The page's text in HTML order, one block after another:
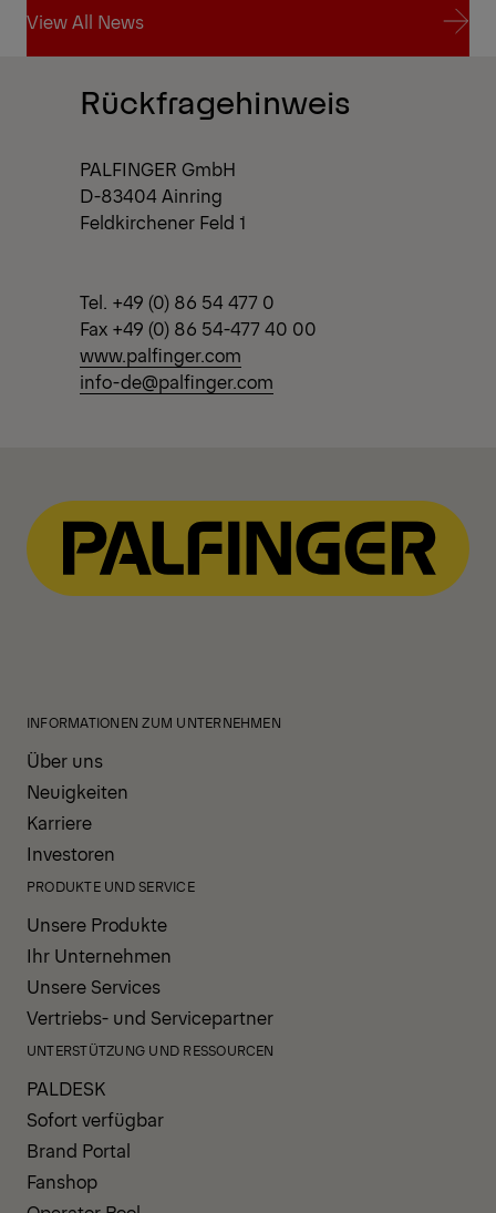
View All News
View All News
Rückfragehinweis
PALFINGER GmbH
D-83404 Ainring
Feldkirchener Feld 1
Tel. +49 (0) 86 54 477 0
Fax +49 (0) 86 54-477 40 00
www.palfinger.com
info-de@palfinger.com
INFORMATIONEN ZUM UNTERNEHMEN
Über uns
Neuigkeiten
Karriere
Investoren
PRODUKTE UND SERVICE
Unsere Produkte
Ihr Unternehmen
Unsere Services
Vertriebs- und Servicepartner
UNTERSTÜTZUNG UND RESSOURCEN
PALDESK
Sofort verfügbar
Brand Portal
Fanshop